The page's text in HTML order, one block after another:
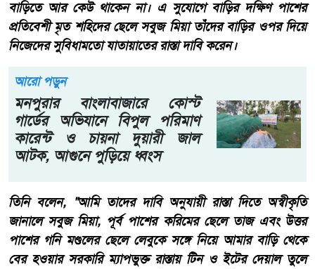
বাড়িতে আর কেউ থাকেন না। এ সুযোগে বাড়ির দক্ষিণ পাশের
প্রতিবেশী মৃত শহিদের ছেলে সবুজ মিয়া তাঁদের বাড়ির ওপর দিয়ে
নিজেদের সুবিধামতো যাতায়াতের রাস্তা দাবি করেন।
আরো পড়ুন
মনপুরার বাংলাবাজারে কোস্ট
গার্ডের অভিযানে বিপুল পরিমাণ
কারেন্ট ও চায়না দুয়ারী জাল
আটক, আগুনে পুড়িয়ে ধ্বংস
তিনি বলেন, "আমি তাদের দাবি অনুযায়ী রাস্তা দিতে অস্বীকৃতি
জানালে সবুজ মিয়া, পূর্ব পাশের করিমের ছেলে তাজ এবং উত্তর
পাশের গনি মণ্ডলের ছেলে লেবুকে সঙ্গে নিয়ে আমার বাড়ি থেকে
বের হওয়ার সরকারি ম্যাপভুক্ত রাস্তায় টিন ও ইটের দেয়াল তুলে